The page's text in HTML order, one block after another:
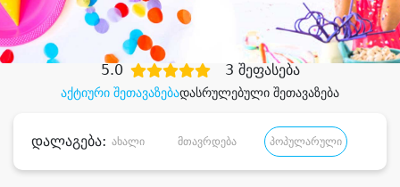
დიდი დანაზოგით
აქტიური შეთავაზებადასრულებული შეთავაზება
5.0 3 შეფასება
დალაგება: ახალი მთავრდება პოპულარული